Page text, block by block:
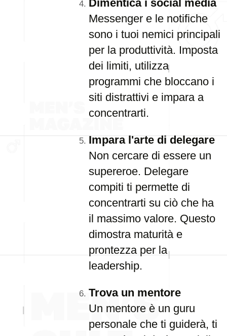
Dimentica i social media
Messenger e le notifiche
sono i tuoi nemici principali
per la produttività. Imposta
dei limiti, utilizza
programmi che bloccano i
siti distrattivi e impara a
concentrarti.
Impara l'arte di delegare
Non cercare di essere un
supereroe. Delegare
compiti ti permette di
concentrarti su ciò che ha
il massimo valore. Questo
dimostra maturità e
prontezza per la
leadership.
Trova un mentore
Un mentore è un guru
personale che ti guiderà, ti